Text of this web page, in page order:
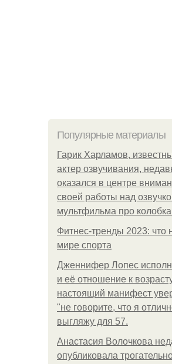
Популярные материалы
Гарик Харламов,
актер озвучивания,
оказался в центре
своей работы над
мультфильма про
Фитнес-тренды 2023: что
мире спорта
Дженнифер Лопес
и её отношение к
настоящий манифест
"не говорите, что я
выгляжу для 57.
Анастасия Волочкова
опубликовала